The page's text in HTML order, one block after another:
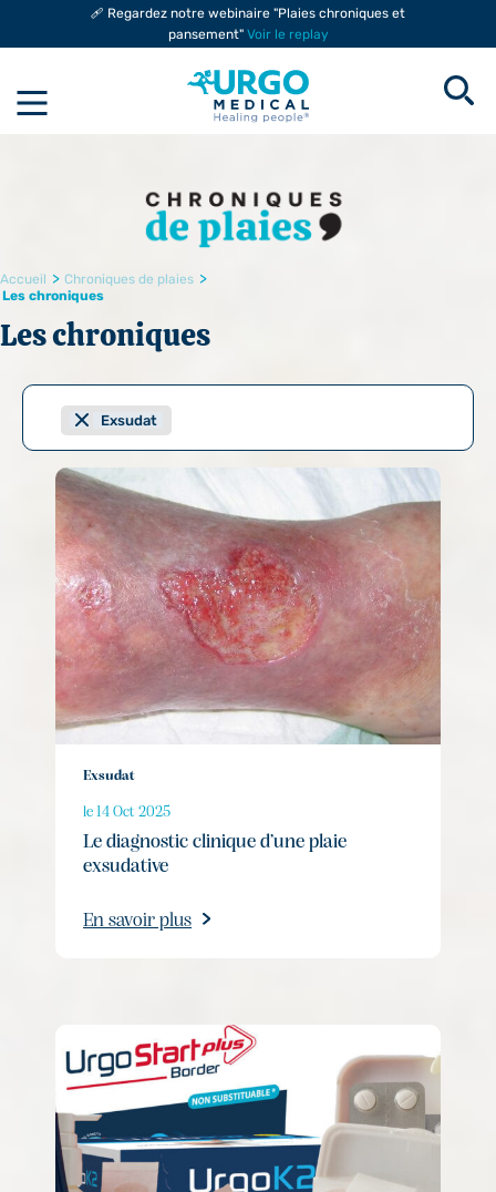
🩹 Regardez notre webinaire "Plaies chroniques et
pansement" Voir le replay
Accueil > Chroniques de plaies >
Les chroniques
Les chroniques
Exsudat
Exsudat
le 14 Oct 2025
Le diagnostic clinique d’une plaie
exsudative
En savoir plus